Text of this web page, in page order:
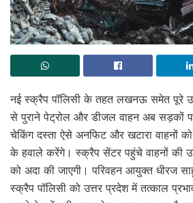
नई स्क्रैप पॉलिसी के तहत लखनऊ समेत पूरे
से पुराने पेट्रोल और डीजल वाहन अब सड़कों
चेकिंग दस्ता ऐसे अनफिट और खटारा वाहनों
के हवाले करेंगे। स्क्रैप सेंटर पहुंचे वाहनों की
को अदा की जाएगी। परिवहन आयुक्त धीरज
स्क्रैप पॉलिसी को उत्तर प्रदेश में तत्काल